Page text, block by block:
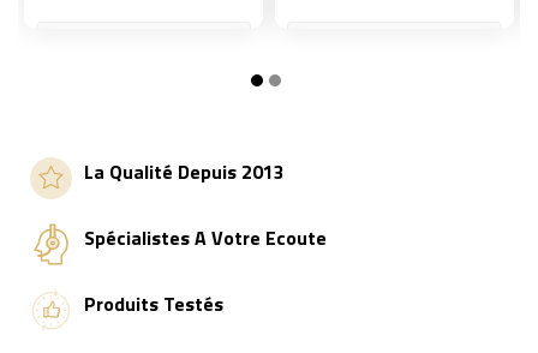
La Qualité Depuis 2013
Spécialistes A Votre Ecoute
Produits Testés